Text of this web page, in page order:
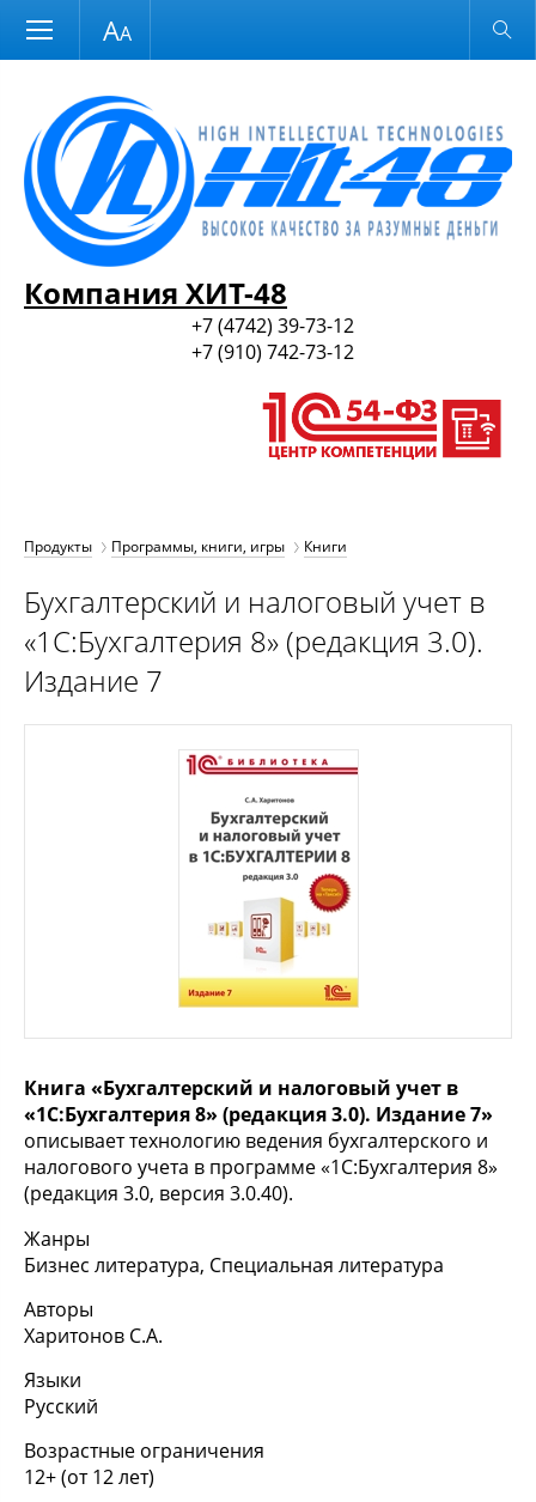
Размер шрифта Обычная версия
Компания ХИТ-48
+7 (4742) 39-73-12
+7 (910) 742-73-12
Продукты Программы, книги, игры Книги
Бухгалтерский и налоговый учет в
«1С:Бухгалтерия 8» (редакция 3.0).
Издание 7
Книга «Бухгалтерский и налоговый учет в
«1С:Бухгалтерия 8» (редакция 3.0). Издание 7»
описывает технологию ведения бухгалтерского и
налогового учета в программе «1С:Бухгалтерия 8»
(редакция 3.0, версия 3.0.40).
Жанры
Бизнес литература, Специальная литература
Авторы
Харитонов С.А.
Языки
Русский
Возрастные ограничения
12+ (от 12 лет)